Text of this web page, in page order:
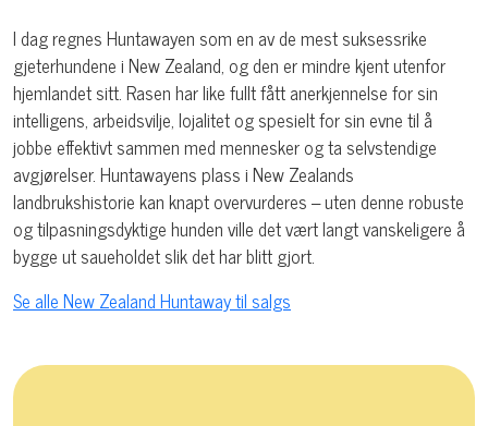
I dag regnes Huntawayen som en av de mest suksessrike
gjeterhundene i New Zealand, og den er mindre kjent utenfor
hjemlandet sitt. Rasen har like fullt fått anerkjennelse for sin
intelligens, arbeidsvilje, lojalitet og spesielt for sin evne til å
jobbe effektivt sammen med mennesker og ta selvstendige
avgjørelser. Huntawayens plass i New Zealands
landbrukshistorie kan knapt overvurderes – uten denne robuste
og tilpasningsdyktige hunden ville det vært langt vanskeligere å
bygge ut saueholdet slik det har blitt gjort.
Se alle New Zealand Huntaway til salgs